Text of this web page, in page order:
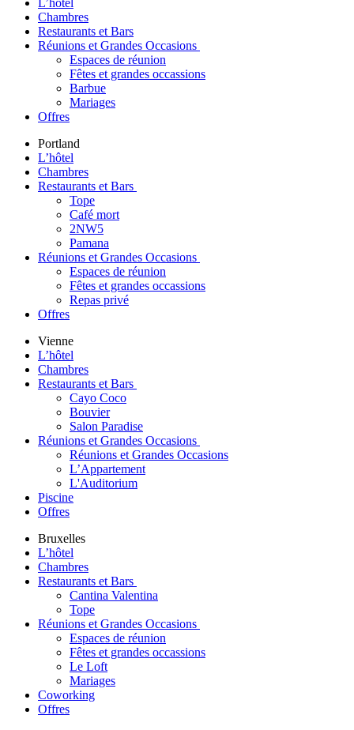
L’hôtel
Chambres
Restaurants et Bars
Réunions et Grandes Occasions
Espaces de réunion
Fêtes et grandes occassions
Barbue
Mariages
Offres
Portland
L’hôtel
Chambres
Restaurants et Bars
Tope
Café mort
2NW5
Pamana
Réunions et Grandes Occasions
Espaces de réunion
Fêtes et grandes occassions
Repas privé
Offres
Vienne
L’hôtel
Chambres
Restaurants et Bars
Cayo Coco
Bouvier
Salon Paradise
Réunions et Grandes Occasions
Réunions et Grandes Occasions
L’Appartement
L'Auditorium
Piscine
Offres
Bruxelles
L’hôtel
Chambres
Restaurants et Bars
Cantina Valentina
Tope
Réunions et Grandes Occasions
Espaces de réunion
Fêtes et grandes occassions
Le Loft
Mariages
Coworking
Offres